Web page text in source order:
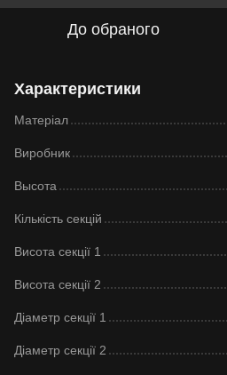
До обраного
Характеристики
Матеріал
Виробник
Высота
Кількість секцій
Висота секції 1
Висота секції 2
Діаметр секції 1
Діаметр секції 2